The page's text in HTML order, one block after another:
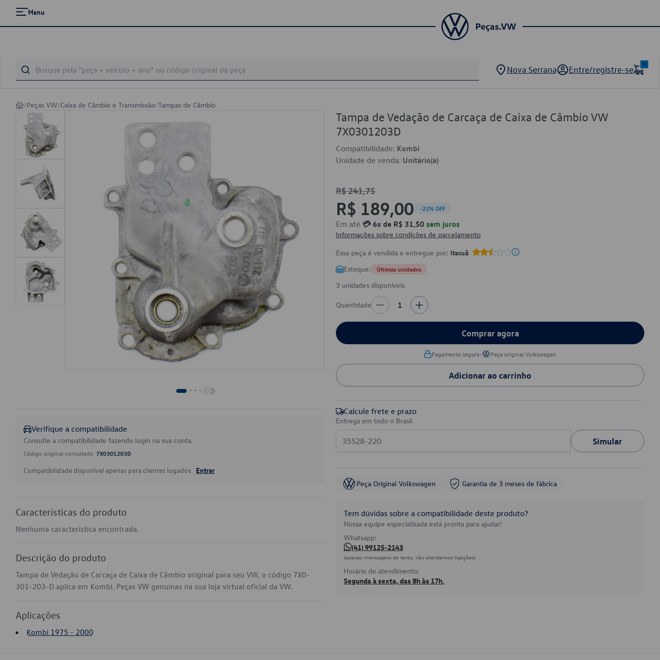
Menu
Nova Serrana Entre/registre-se
0
/Peças VW/Caixa de Câmbio e Transmissão/Tampas de Câmbio
Verifique a compatibilidade
Consulte a compatibilidade fazendo login na sua conta.
Código original consultado: 7X0301203D
Compatibilidade disponível apenas para clientes logados. Entrar
Características do produto
Nenhuma característica encontrada.
Descrição do produto
Tampa de Vedação de Carcaça de Caixa de Câmbio original para seu VW, o código 7X0-
301-203-D aplica em Kombi. Peças VW genuínas na sua loja virtual oficial da VW.
Aplicações
Kombi 1975 - 2000
Tampa de Vedação de Carcaça de Caixa de Câmbio VW
7X0301203D
Compatibilidade: Kombi
Unidade de venda: Unitário(a)
R$ 241,75
R$ 189,00 -22% OFF
Em até 💳 6x de R$ 31,50 sem juros
Informações sobre condições de parcelamento
Essa peça é vendida e entregue por: Itacuã
Estoque: Últimas unidades
3 unidades disponíveis
Quantidade 1
Comprar agora
Pagamento seguro• Peça original Volkswagen
Adicionar ao carrinho
Calcule frete e prazo
Entrega em todo o Brasil
Simular
Peça Original Volkswagen Garantia de 3 meses de fábrica
Tem dúvidas sobre a compatibilidade deste produto?
Nossa equipe especializada está pronta para ajudar!
Whatsapp:
(41) 99125-2143
(apenas mensagens de texto, não atendemos ligações)
Horário de atendimento:
Segunda à sexta, das 8h às 17h.